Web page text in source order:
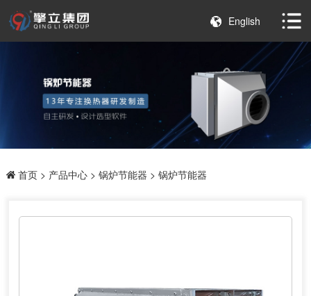
English
首页> 产品中心> 锅炉节能器 > 锅炉节能器